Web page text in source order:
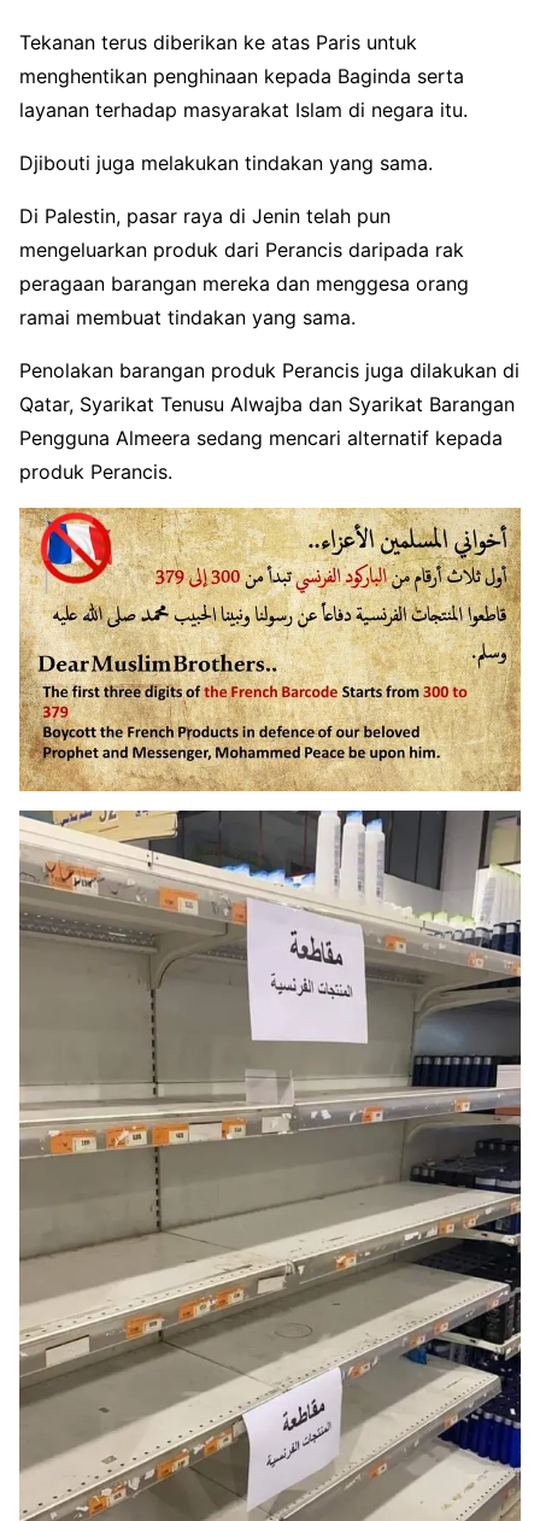
Tekanan terus diberikan ke atas Paris untuk
menghentikan penghinaan kepada Baginda serta
layanan terhadap masyarakat Islam di negara itu.
Djibouti juga melakukan tindakan yang sama.
Di Palestin, pasar raya di Jenin telah pun
mengeluarkan produk dari Perancis daripada rak
peragaan barangan mereka dan menggesa orang
ramai membuat tindakan yang sama.
Penolakan barangan produk Perancis juga dilakukan di
Qatar, Syarikat Tenusu Alwajba dan Syarikat Barangan
Pengguna Almeera sedang mencari alternatif kepada
produk Perancis.